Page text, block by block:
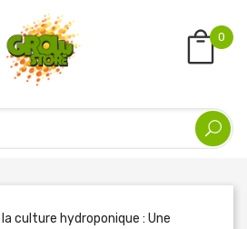
0
culture hydroponique : Une